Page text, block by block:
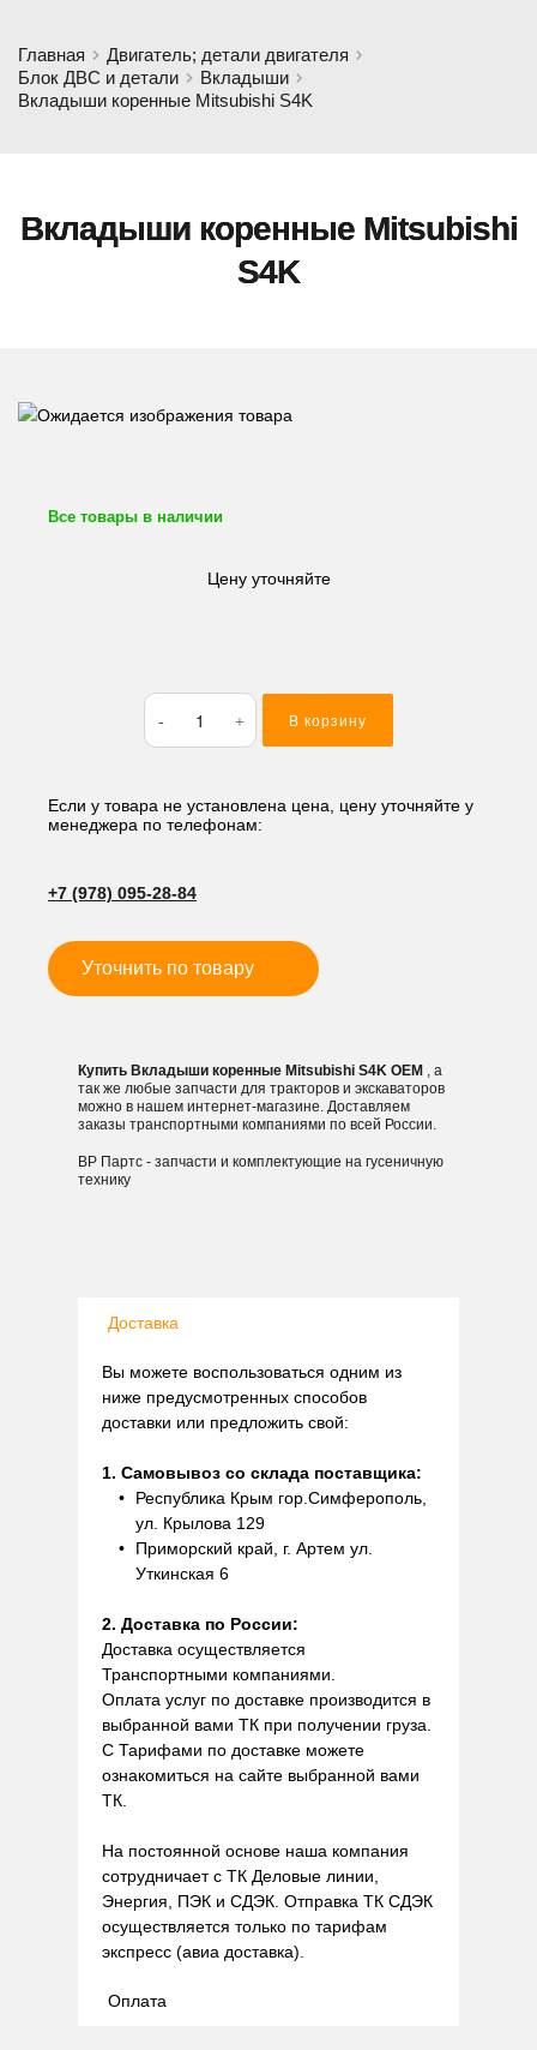
Главная
Двигатель; детали двигателя
Блок ДВС и детали
Вкладыши
Вкладыши коренные Mitsubishi S4K
Вкладыши коренные Mitsubishi
S4K
Все товары в наличии
Цену уточняйте
Количество
товара
Вкладыши
Mitsubishi
S4K
В корзину
Если у товара не установлена цена, цену уточняйте у
менеджера по телефонам:
+7 (978) 095-28-84
Уточнить по товару
Купить Вкладыши коренные Mitsubishi S4K OEM , а
так же любые запчасти для тракторов и экскаваторов
можно в нашем интернет-магазине. Доставляем
заказы транспортными компаниями по всей России.
ВР Партс - запчасти и комплектующие на гусеничную
технику
Доставка
Вы можете воспользоваться одним из
ниже предусмотренных способов
доставки или предложить свой:
1. Самовывоз со склада поставщика:
Республика Крым гор.Симферополь,
ул. Крылова 129
Приморский край, г. Артем ул.
Уткинская 6
2. Доставка по России:
Доставка осуществляется
Транспортными компаниями.
Оплата услуг по доставке производится в
выбранной вами ТК при получении груза.
С Тарифами по доставке можете
ознакомиться на сайте выбранной вами
ТК.
На постоянной основе наша компания
сотрудничает с ТК Деловые линии,
Энергия, ПЭК и СДЭК. Отправка ТК СДЭК
осуществляется только по тарифам
экспресс (авиа доставка).
Оплата